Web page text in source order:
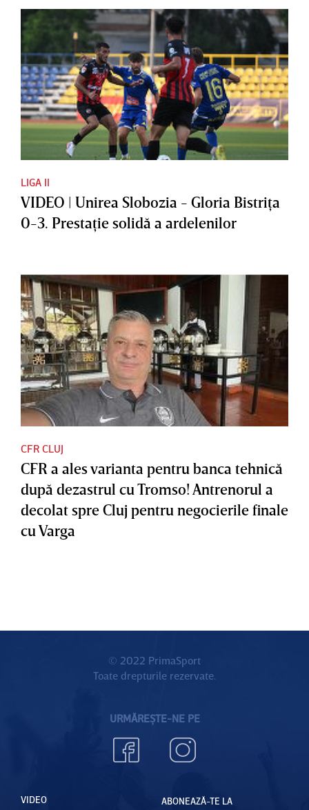
LIGA II
VIDEO | Unirea Slobozia - Gloria Bistriţa
0-3. Prestaţie solidă a ardelenilor
CFR CLUJ
CFR a ales varianta pentru banca tehnică
după dezastrul cu Tromso! Antrenorul a
decolat spre Cluj pentru negocierile finale
cu Varga
© 2022 PrimaSport
Toate drepturile rezervate.
URMĂREȘTE-NE PE
VIDEO
ABONEAZĂ-TE LA